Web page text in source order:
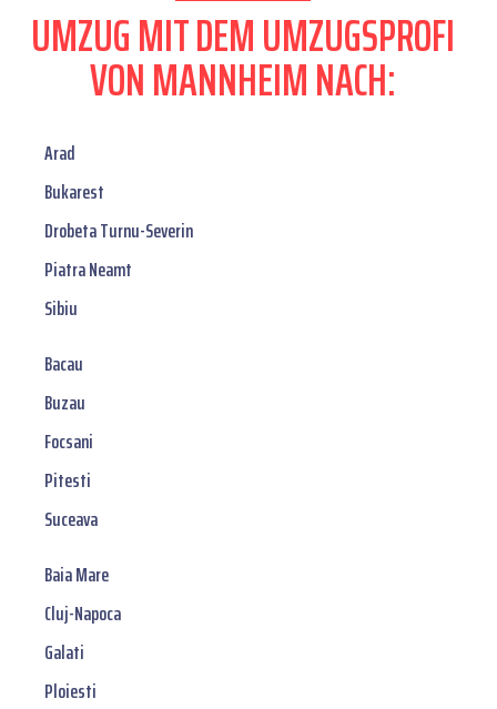
UMZUG MIT DEM UMZUGSPROFI
VON MANNHEIM NACH:
Arad
Bukarest
Drobeta Turnu-Severin
Piatra Neamt
Sibiu
Bacau
Buzau
Focsani
Pitesti
Suceava
Baia Mare
Cluj-Napoca
Galati
Ploiesti